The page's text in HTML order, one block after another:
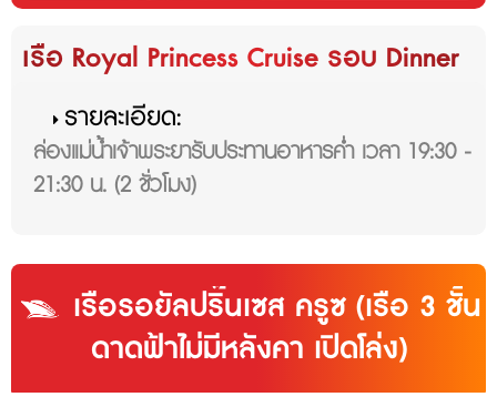
เรือ Royal Princess Cruise รอบ Dinner
รายละเอียด:
ล่องแม่น้ำเจ้าพระยารับประทานอาหารค่ำ เวลา 19:30 -
21:30 น. (2 ชั่วโมง)
เรือรอยัลปริ๊นเซส ครูซ (เรือ 3 ชั้น
ดาดฟ้าไม่มีหลังคา เปิดโล่ง)